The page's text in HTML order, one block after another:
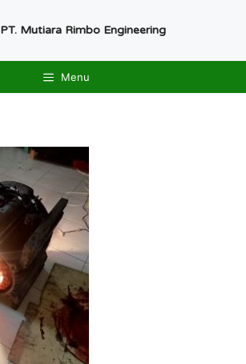
PT. Mutiara Rimbo Engineering
Menu